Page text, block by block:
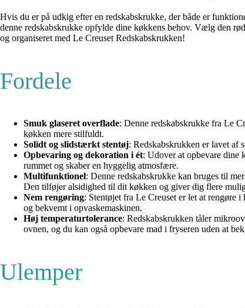
Hvis du er på udkig efter en redskabskrukke, der både er
denne redskabskrukke opfylde dine køkkens behov. Vælg den
og organiseret med Le Creuset Redskabskrukken!
Fordele
Smuk glaseret overflade: Denne redskabskrukke fra Le
køkken mere stilfuldt.
Solidt og slidstærkt stentøj: Redskabskrukken er lavet af
Opbevaring og dekoration i ét: Udover at opbevare dine
rummet og skaber en hyggelig atmosfære.
Multifunktionel: Denne redskabskrukke kan bruges til
Den tilføjer alsidighed til dit køkken og giver dig flere
Nem rengøring: Stentøjet fra Le Creuset er let at rengøre
og bekvemt i opvaskemaskinen.
Høj temperaturtolerance: Redskabskrukken tåler
ovnen, og du kan også opbevare mad i fryseren uden at
Ulemper